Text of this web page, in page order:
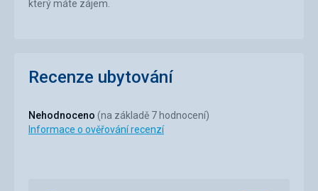
který máte zájem.
Recenze ubytování
Nehodnoceno (na základě 7 hodnocení)
Informace o ověřování recenzí